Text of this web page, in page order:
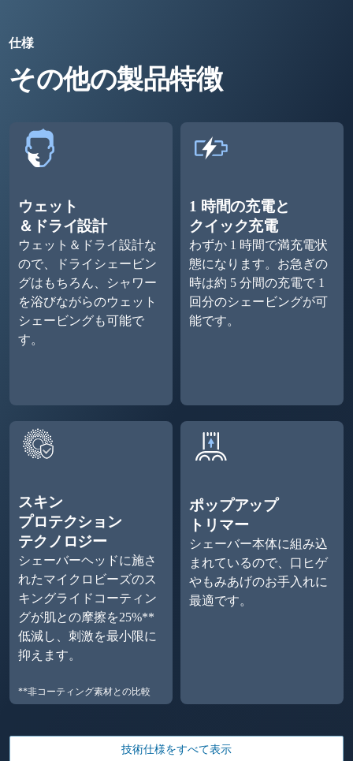
仕様
その他の製品特徴
ウェット
＆ドライ設計
ウェット＆ドライ設計な
ので、ドライシェービン
グはもちろん、シャワー
を浴びながらのウェット
シェービングも可能で
す。
1 時間の充電と
クイック充電
わずか 1 時間で満充電状
態になります。お急ぎの
時は約 5 分間の充電で 1
回分のシェービングが可
能です。
スキン
プロテクション
テクノロジー
シェーバーヘッドに施さ
れたマイクロビーズのス
キングライドコーティン
グが肌との摩擦を25%**
低減し、刺激を最小限に
抑えます。
**非コーティング素材との比較
ポップアップ
トリマー
シェーバー本体に組み込
まれているので、口ヒゲ
やもみあげのお手入れに
最適です。
技術仕様をすべて表示